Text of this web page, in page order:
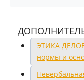
ЭТИКА
нормы и